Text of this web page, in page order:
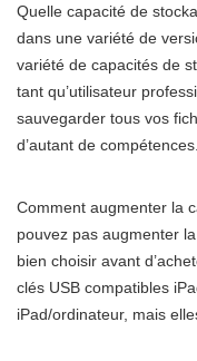
Quelle capacité de
dans une variété de
variété de capacités de
tant qu’utilisateur
sauvegarder tous vos
d’autant de compétences.
Comment augmenter la
pouvez pas augmenter
bien choisir avant
clés USB compatibles
iPad/ordinateur, mais